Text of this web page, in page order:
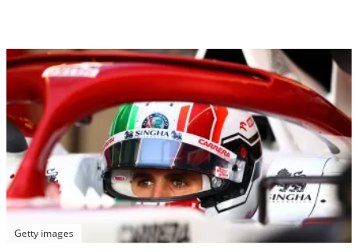
Getty images